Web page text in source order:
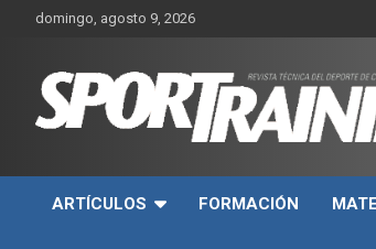
domingo, agosto 9, 2026
Revista técnica
rendimiento, nutrición y entrenamiento.
ARTÍCULOS
FORMACIÓN